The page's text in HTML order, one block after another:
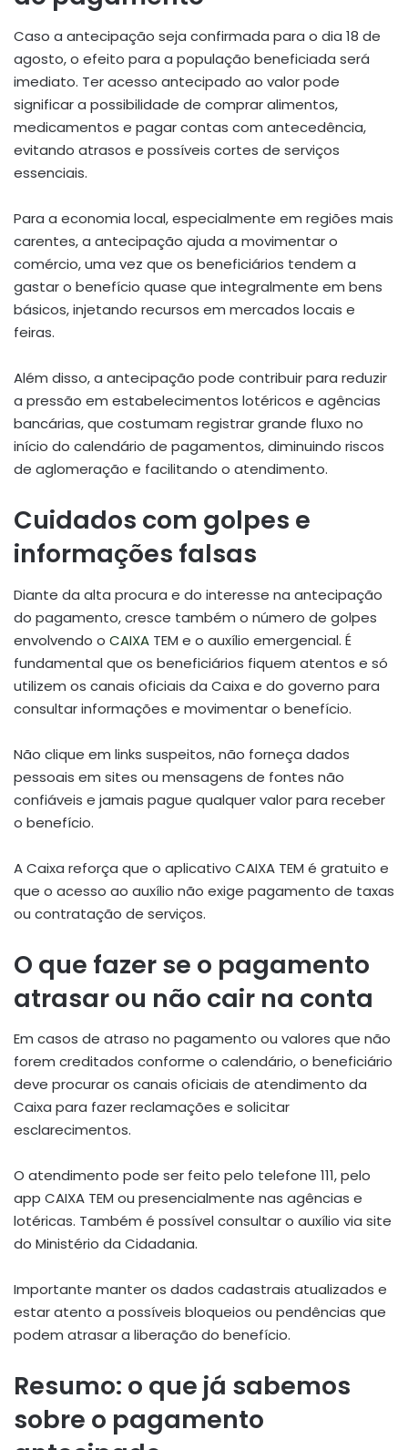
Caso a antecipação seja confirmada para o dia 18 de
agosto, o efeito para a população beneficiada será
imediato. Ter acesso antecipado ao valor pode
significar a possibilidade de comprar alimentos,
medicamentos e pagar contas com antecedência,
evitando atrasos e possíveis cortes de serviços
essenciais.
Para a economia local, especialmente em regiões mais
carentes, a antecipação ajuda a movimentar o
comércio, uma vez que os beneficiários tendem a
gastar o benefício quase que integralmente em bens
básicos, injetando recursos em mercados locais e
feiras.
Além disso, a antecipação pode contribuir para reduzir
a pressão em estabelecimentos lotéricos e agências
bancárias, que costumam registrar grande fluxo no
início do calendário de pagamentos, diminuindo riscos
de aglomeração e facilitando o atendimento.
Cuidados com golpes e
informações falsas
Diante da alta procura e do interesse na antecipação
do pagamento, cresce também o número de golpes
envolvendo o CAIXA TEM e o auxílio emergencial. É
fundamental que os beneficiários fiquem atentos e só
utilizem os canais oficiais da Caixa e do governo para
consultar informações e movimentar o benefício.
Não clique em links suspeitos, não forneça dados
pessoais em sites ou mensagens de fontes não
confiáveis e jamais pague qualquer valor para receber
o benefício.
A Caixa reforça que o aplicativo CAIXA TEM é gratuito e
que o acesso ao auxílio não exige pagamento de taxas
ou contratação de serviços.
O que fazer se o pagamento
atrasar ou não cair na conta
Em casos de atraso no pagamento ou valores que não
forem creditados conforme o calendário, o beneficiário
deve procurar os canais oficiais de atendimento da
Caixa para fazer reclamações e solicitar
esclarecimentos.
O atendimento pode ser feito pelo telefone 111, pelo
app CAIXA TEM ou presencialmente nas agências e
lotéricas. Também é possível consultar o auxílio via site
do Ministério da Cidadania.
Importante manter os dados cadastrais atualizados e
estar atento a possíveis bloqueios ou pendências que
podem atrasar a liberação do benefício.
Resumo: o que já sabemos
sobre o pagamento